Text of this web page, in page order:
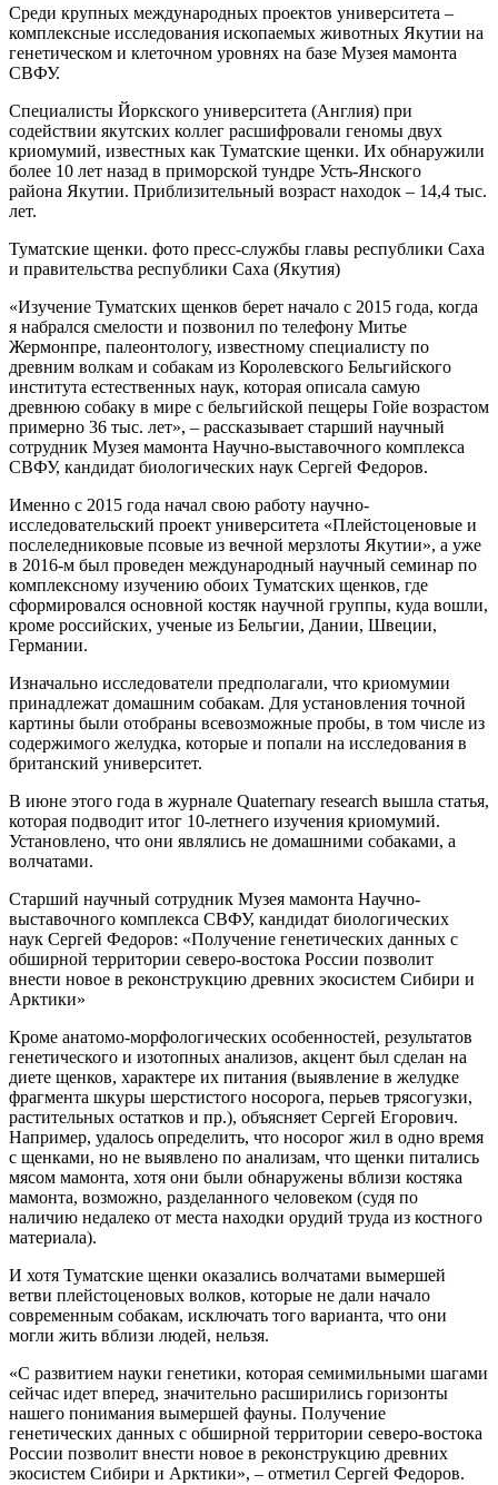
Среди крупных международных проектов университета –
комплексные исследования ископаемых животных Якутии на
генетическом и клеточном уровнях на базе Музея мамонта
СВФУ.
Специалисты Йоркского университета (Англия) при
содействии якутских коллег расшифровали геномы двух
криомумий, известных как Туматские щенки. Их обнаружили
более 10 лет назад в приморской тундре Усть-Янского
района Якутии. Приблизительный возраст находок – 14,4 тыс.
лет.
Туматские щенки. фото пресс-службы главы республики Саха
и правительства республики Саха (Якутия)
«Изучение Туматских щенков берет начало с 2015 года, когда
я набрался смелости и позвонил по телефону Митье
Жермонпре, палеонтологу, известному специалисту по
древним волкам и собакам из Королевского Бельгийского
института естественных наук, которая описала самую
древнюю собаку в мире с бельгийской пещеры Гойе возрастом
примерно 36 тыс. лет», – рассказывает старший научный
сотрудник Музея мамонта Научно-выставочного комплекса
СВФУ, кандидат биологических наук Сергей Федоров.
Именно с 2015 года начал свою работу научно-
исследовательский проект университета «Плейстоценовые и
послеледниковые псовые из вечной мерзлоты Якутии», а уже
в 2016-м был проведен международный научный семинар по
комплексному изучению обоих Туматских щенков, где
сформировался основной костяк научной группы, куда вошли,
кроме российских, ученые из Бельгии, Дании, Швеции,
Германии.
Изначально исследователи предполагали, что криомумии
принадлежат домашним собакам. Для установления точной
картины были отобраны всевозможные пробы, в том числе из
содержимого желудка, которые и попали на исследования в
британский университет.
В июне этого года в журнале Quaternary research вышла статья,
которая подводит итог 10-летнего изучения криомумий.
Установлено, что они являлись не домашними собаками, а
волчатами.
Старший научный сотрудник Музея мамонта Научно-
выставочного комплекса СВФУ, кандидат биологических
наук Сергей Федоров: «Получение генетических данных с
обширной территории северо-востока России позволит
внести новое в реконструкцию древних экосистем Сибири и
Арктики»
Кроме анатомо-морфологических особенностей, результатов
генетического и изотопных анализов, акцент был сделан на
диете щенков, характере их питания (выявление в желудке
фрагмента шкуры шерстистого носорога, перьев трясогузки,
растительных остатков и пр.), объясняет Сергей Егорович.
Например, удалось определить, что носорог жил в одно время
с щенками, но не выявлено по анализам, что щенки питались
мясом мамонта, хотя они были обнаружены вблизи костяка
мамонта, возможно, разделанного человеком (судя по
наличию недалеко от места находки орудий труда из костного
материала).
И хотя Туматские щенки оказались волчатами вымершей
ветви плейстоценовых волков, которые не дали начало
современным собакам, исключать того варианта, что они
могли жить вблизи людей, нельзя.
«С развитием науки генетики, которая семимильными шагами
сейчас идет вперед, значительно расширились горизонты
нашего понимания вымершей фауны. Получение
генетических данных с обширной территории северо-востока
России позволит внести новое в реконструкцию древних
экосистем Сибири и Арктики», – отметил Сергей Федоров.